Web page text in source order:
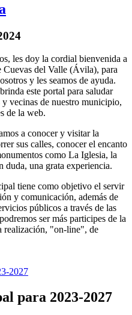
les doy la cordial bienvenida a
Cuevas del Valle (Ávila), para
y les seamos de ayuda.
este portal para saludar
vecinas de nuestro municipio,
de la web.
a conocer y visitar la
sus calles, conocer el encanto
como La Iglesia, la
duda, una grata experiencia.
tiene como objetivo el servir
y comunicación, además de
públicos a través de las
ser más participes de la
realización, "on-line", de
para 2023-2027